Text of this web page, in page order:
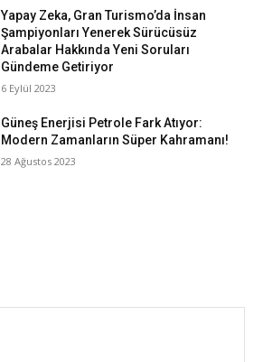
Yapay Zeka, Gran Turismo’da İnsan
Şampiyonları Yenerek Sürücüsüz
Arabalar Hakkında Yeni Soruları
Gündeme Getiriyor
6 Eylül 2023
Güneş Enerjisi Petrole Fark Atıyor:
Modern Zamanların Süper Kahramanı!
28 Ağustos 2023